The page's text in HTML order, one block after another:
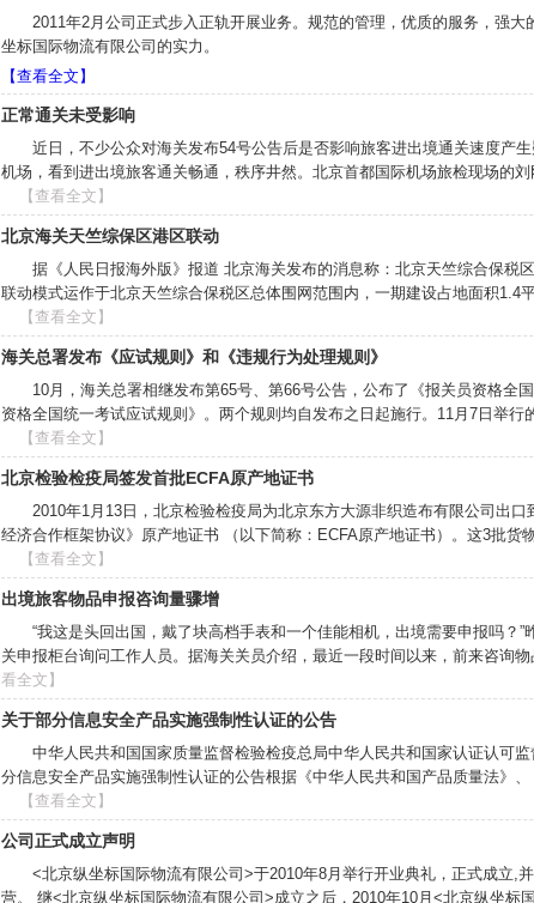
2011年2月公司正式步入正轨开展业务。规范的管理，优质的服务，强
坐标国际物流有限公司的实力。
【查看全文】
正常通关未受影响
近日，不少公众对海关发布54号公告后是否影响旅客进出境通关速度产
机场，看到进出境旅客通关畅通，秩序井然。北京首都国际机场旅检现场的
【查看全文】
北京海关天竺综保区港区联动
据《人民日报海外版》报道 北京海关发布的消息称：北京天竺综合保税
联动模式运作于北京天竺综合保税区总体围网范围内，一期建设占地面积1.4
【查看全文】
海关总署发布《应试规则》和《违规行为处理规则》
10月，海关总署相继发布第65号、第66号公告，公布了《报关员资格全
资格全国统一考试应试规则》。两个规则均自发布之日起施行。11月7日举
【查看全文】
北京检验检疫局签发首批ECFA原产地证书
2010年1月13日，北京检验检疫局为北京东方大源非织造布有限公司出
经济合作框架协议》原产地证书 （以下简称：ECFA原产地证书）。这3批货
【查看全文】
出境旅客物品申报咨询量骤增
“我这是头回出国，戴了块高档手表和一个佳能相机，出境需要申报吗？
关申报柜台询问工作人员。据海关关员介绍，最近一段时间以来，前来咨询
看全文】
关于部分信息安全产品实施强制性认证的公告
中华人民共和国国家质量监督检验检疫总局中华人民共和国家认证认可
分信息安全产品实施强制性认证的公告根据《中华人民共和国产品质量法》
【查看全文】
公司正式成立声明
<北京纵坐标国际物流有限公司>于2010年8月举行开业典礼，正式成立,
营。 继<北京纵坐标国际物流有限公司>成立之后，2010年10月<北京纵坐标